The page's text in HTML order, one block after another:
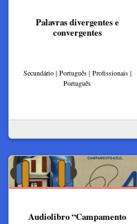
Palavras divergentes e
convergentes
Secundário | Português | Profissionais |
Português
Audiolibro “Campamento